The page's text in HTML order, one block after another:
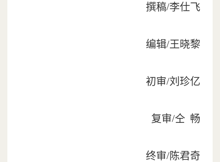
撰稿/李仕飞
编辑/王晓黎
初审/刘珍亿
复审/仝 畅
终审/陈君奇